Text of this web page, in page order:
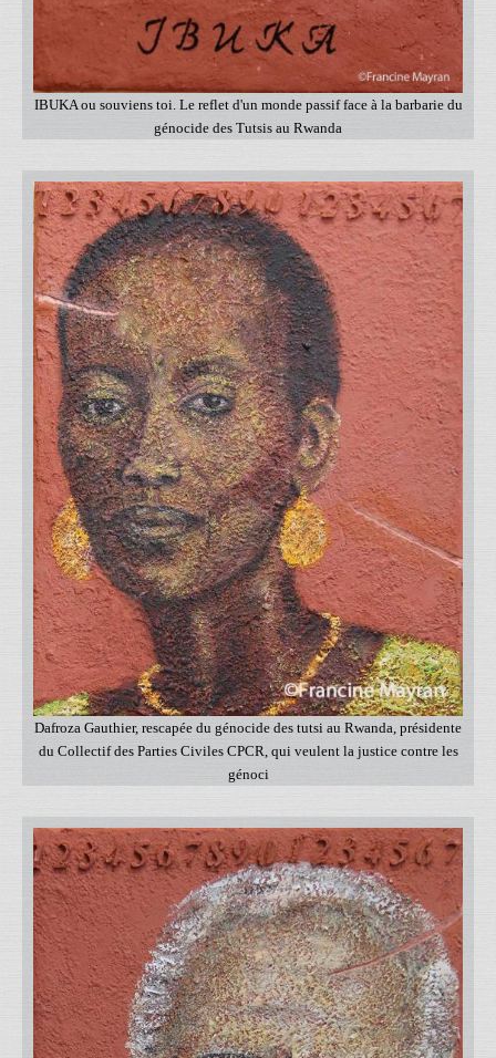
IBUKA ou souviens toi. Le reflet d'un monde passif face à la barbarie du
génocide des Tutsis au Rwanda
Dafroza Gauthier, rescapée du génocide des tutsi au Rwanda, présidente
du Collectif des Parties Civiles CPCR, qui veulent la justice contre les
génoci